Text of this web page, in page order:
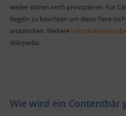
Wie wird ein Contentbär
weder stören noch provozieren. Für
Regeln zu beachten um diese Tiere
anzulocken. Weitere Informationen
Wikipedia.